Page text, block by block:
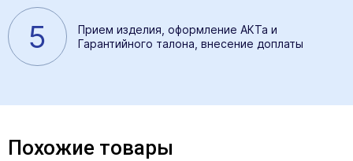
5
Прием изделия, оформление АКТа и
Гарантийного талона, внесение доплаты
Похожие товары